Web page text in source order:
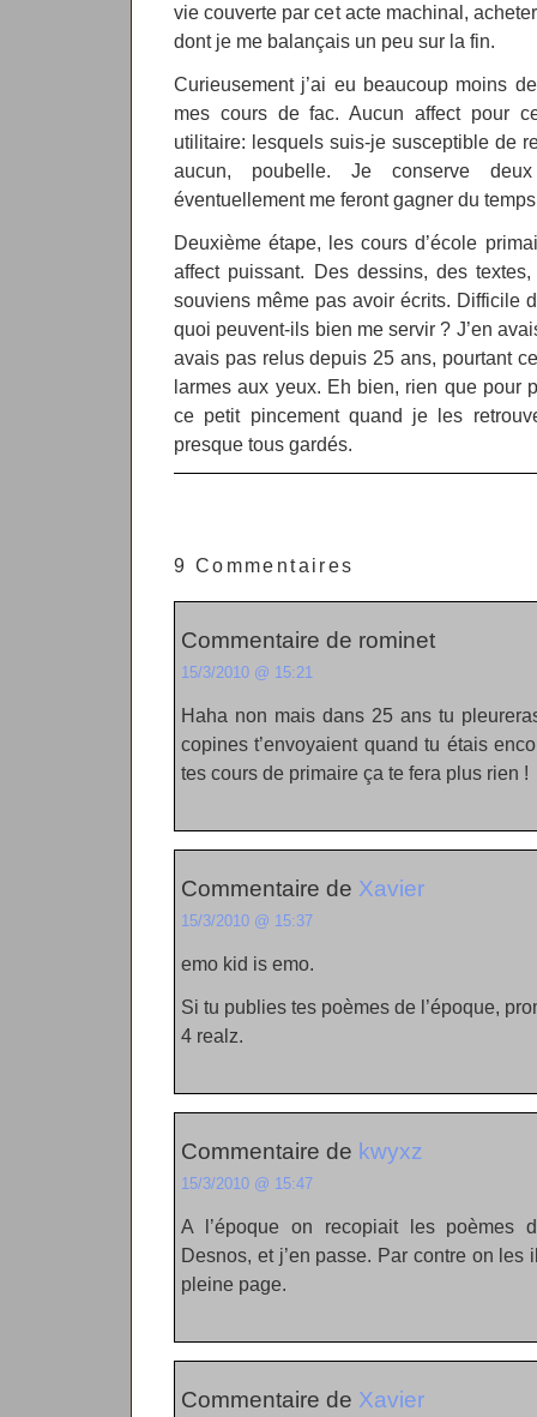
vie couverte par cet acte machinal,
dont je me balançais un peu sur la fin.
Curieusement j’ai eu beaucoup moins
mes cours de fac. Aucun affect pour
utilitaire: lesquels suis-je susceptible de
aucun, poubelle. Je conserve
éventuellement me feront gagner du
Deuxième étape, les cours d’école
affect puissant. Des dessins, des
souviens même pas avoir écrits. Difficile
quoi peuvent-ils bien me servir ? J’en
avais pas relus depuis 25 ans, pourtant
larmes aux yeux. Eh bien, rien que pour
ce petit pincement quand je les
presque tous gardés.
9 Commentaires
Commentaire de rominet
15/3/2010 @ 15:21
Haha non mais dans 25 ans tu
copines t’envoyaient quand tu étais
tes cours de primaire ça te fera plus rien !
Commentaire de Xavier
15/3/2010 @ 15:37
emo kid is emo.
Si tu publies tes poèmes de l’époque,
4 realz.
Commentaire de kwyxz
15/3/2010 @ 15:47
A l’époque on recopiait les poèmes
Desnos, et j’en passe. Par contre on
pleine page.
Commentaire de Xavier